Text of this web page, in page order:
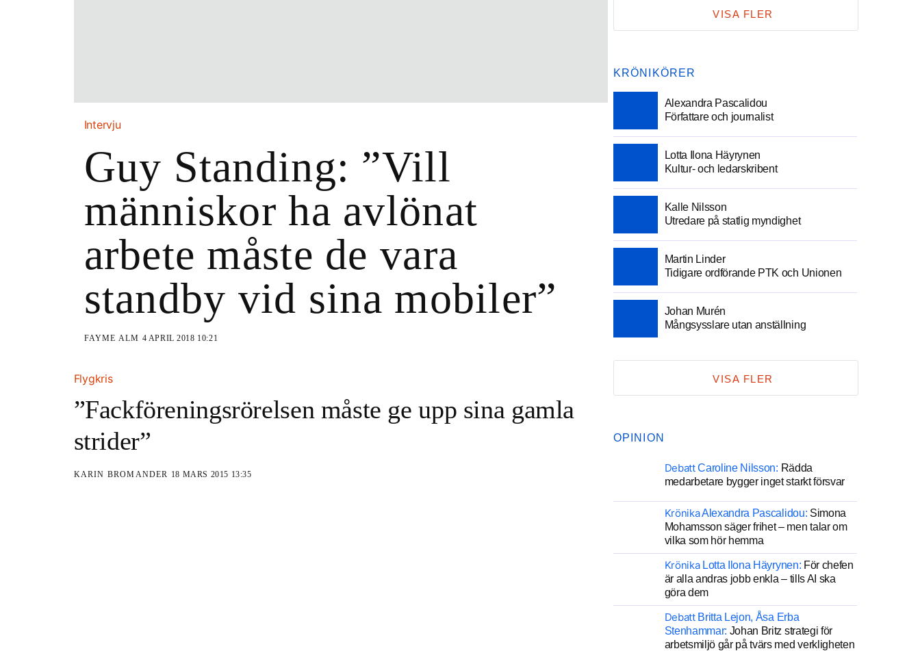
Intervju
Guy Standing: ”Vill
människor ha avlönat
arbete måste de vara
standby vid sina mobiler”
FAYME ALM 4 APRIL 2018 10:21
Flygkris
”Fackföreningsrörelsen måste ge upp sina gamla
strider”
KARIN BROMANDER 18 MARS 2015 13:35
VISA FLER
KRÖNIKÖRER
Alexandra Pascalidou
Författare och journalist
Lotta Ilona Häyrynen
Kultur- och ledarskribent
Kalle Nilsson
Utredare på statlig myndighet
Martin Linder
Tidigare ordförande PTK och Unionen
Johan Murén
Mångsysslare utan anställning
VISA FLER
OPINION
Debatt Caroline Nilsson: Rädda
medarbetare bygger inget starkt försvar
KrönikaAlexandra Pascalidou: Simona
Mohamsson säger frihet – men talar om
vilka som hör hemma
Krönika Lotta Ilona Häyrynen: För chefen
är alla andras jobb enkla – tills AI ska
göra dem
Debatt Britta Lejon, Åsa Erba
Stenhammar: Johan Britz strategi för
arbetsmiljö går på tvärs med verkligheten